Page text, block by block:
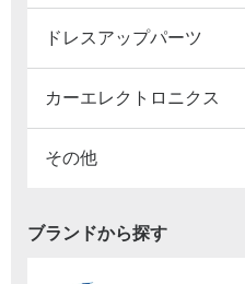
ドレスアップパーツ
カーエレクトロニクス
その他
ブランドから探す